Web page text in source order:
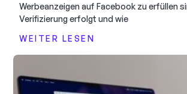
Werbeanzeigen auf Facebook zu erfüllen
Verifizierung erfolgt und wie
WEITER LESEN